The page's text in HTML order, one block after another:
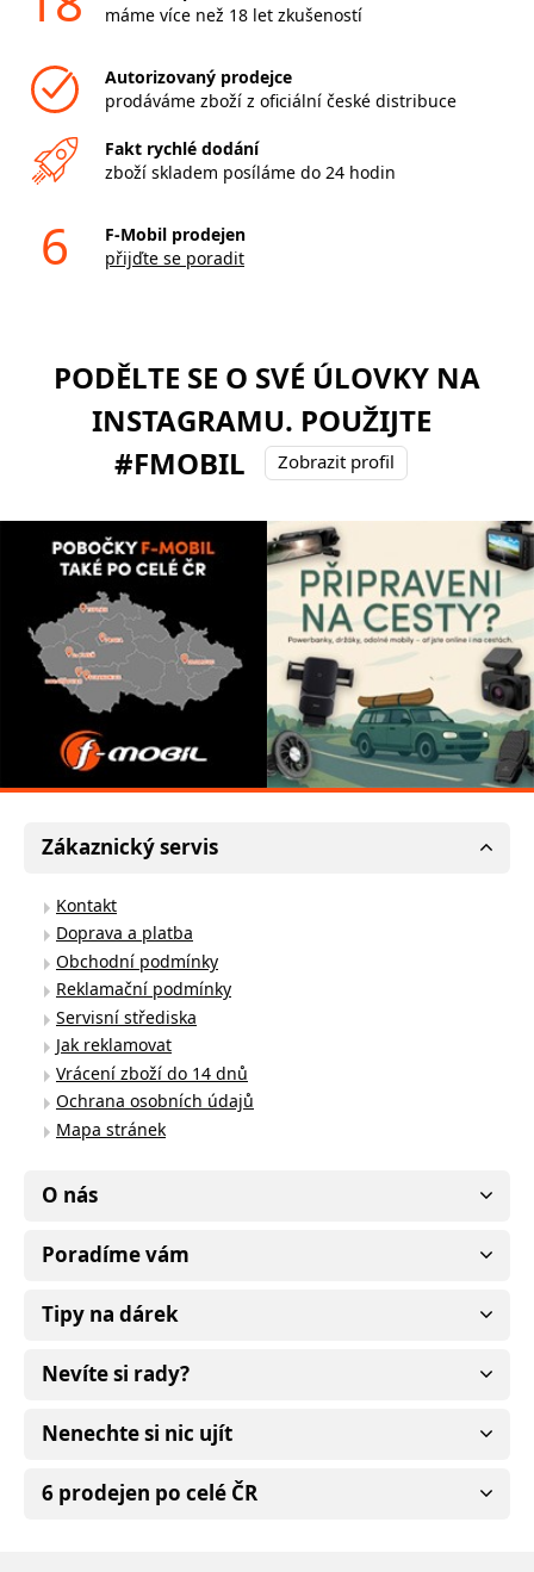
máme více než 18 let zkušeností
Autorizovaný prodejce
prodáváme zboží z oficiální české distribuce
Fakt rychlé dodání
zboží skladem posíláme do 24 hodin
6
F-Mobil prodejen
přijďte se poradit
PODĚLTE SE O SVÉ ÚLOVKY NA
INSTAGRAMU. POUŽIJTE
#FMOBIL
Zobrazit profil
Zákaznický servis
Kontakt
Doprava a platba
Obchodní podmínky
Reklamační podmínky
Servisní střediska
Jak reklamovat
Vrácení zboží do 14 dnů
Ochrana osobních údajů
Mapa stránek
O nás
Poradíme vám
Tipy na dárek
Nevíte si rady?
Nenechte si nic ujít
6 prodejen po celé ČR